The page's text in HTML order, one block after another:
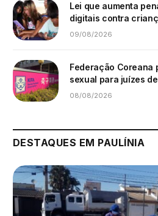
Lei que aumenta
digitais contra
09/08/2026
Federação Coreana
sexual para juízes
08/08/2026
DESTAQUES EM PAULÍNIA